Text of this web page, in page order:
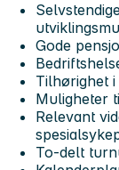
Gode
Tilhørighet
Muligheter
Relevant
To-delt